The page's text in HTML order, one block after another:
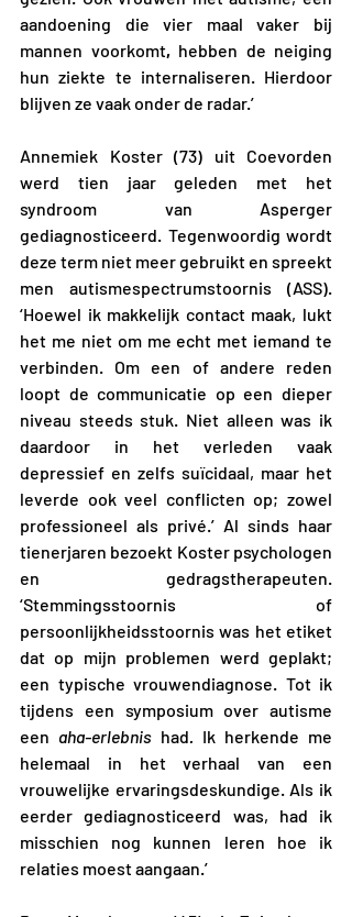
aandoening die vier maal vaker bij
mannen voorkomt, hebben de neiging
hun ziekte te internaliseren. Hierdoor
blijven ze vaak onder de radar.’
Annemiek Koster (73) uit Coevorden
werd tien jaar geleden met het
syndroom van Asperger
gediagnosticeerd. Tegenwoordig wordt
deze term niet meer gebruikt en spreekt
men autismespectrumstoornis (ASS).
‘Hoewel ik makkelijk contact maak, lukt
het me niet om me echt met iemand te
verbinden. Om een of andere reden
loopt de communicatie op een dieper
niveau steeds stuk. Niet alleen was ik
daardoor in het verleden vaak
depressief en zelfs suïcidaal, maar het
leverde ook veel conflicten op; zowel
professioneel als privé.’ Al sinds haar
tienerjaren bezoekt Koster psychologen
en gedragstherapeuten.
‘Stemmingsstoornis of
persoonlijkheidsstoornis was het etiket
dat op mijn problemen werd geplakt;
een typische vrouwendiagnose. Tot ik
tijdens een symposium over autisme
een aha-erlebnis had. Ik herkende me
helemaal in het verhaal van een
vrouwelijke ervaringsdeskundige. Als ik
eerder gediagnosticeerd was, had ik
misschien nog kunnen leren hoe ik
relaties moest aangaan.’